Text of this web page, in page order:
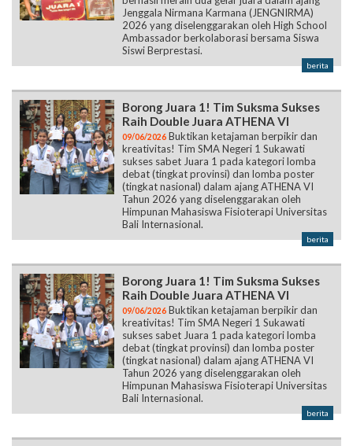
Jenggala Nirmana Karmana (JENGNIRMA)
2026 yang diselenggarakan oleh High School
Ambassador berkolaborasi bersama Siswa
Siswi Berprestasi.
berita
Borong Juara 1! Tim Suksma Sukses
Raih Double Juara ATHENA VI
09/06/2026 Buktikan ketajaman berpikir dan
kreativitas! Tim SMA Negeri 1 Sukawati
sukses sabet Juara 1 pada kategori lomba
debat (tingkat provinsi) dan lomba poster
(tingkat nasional) dalam ajang ATHENA VI
Tahun 2026 yang diselenggarakan oleh
Himpunan Mahasiswa Fisioterapi Universitas
Bali Internasional.
berita
Borong Juara 1! Tim Suksma Sukses
Raih Double Juara ATHENA VI
09/06/2026 Buktikan ketajaman berpikir dan
kreativitas! Tim SMA Negeri 1 Sukawati
sukses sabet Juara 1 pada kategori lomba
debat (tingkat provinsi) dan lomba poster
(tingkat nasional) dalam ajang ATHENA VI
Tahun 2026 yang diselenggarakan oleh
Himpunan Mahasiswa Fisioterapi Universitas
Bali Internasional.
berita